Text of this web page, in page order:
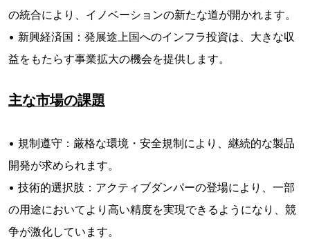
の統合により、イノベーションの新たな道が開かれます。
• 新興経済国：発展途上国へのインフラ投資は、大きな収
益をもたらす事業拡大の機会を提供します。
主な市場の課題
• 規制遵守：厳格な環境・安全規制により、継続的な製品
開発が求められます。
• 技術的選択肢：アクティブダンパーの登場により、一部
の用途においてより高い精度を実現できるようになり、競
争が激化しています。